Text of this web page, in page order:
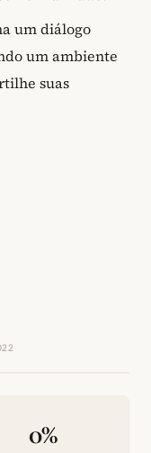
um diálogo
um ambiente
suas
0%